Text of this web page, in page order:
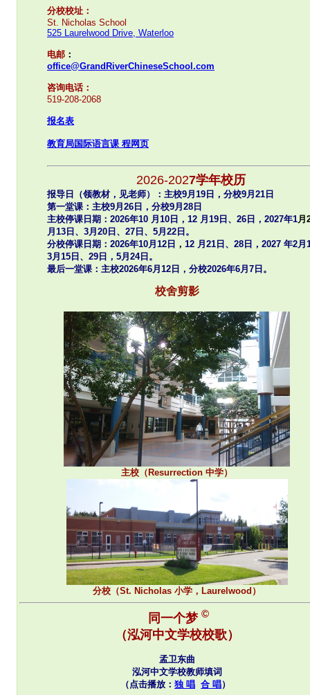
分校校址：
St. Nicholas School
525 Laurelwood Drive, Waterloo
电邮 ：
office@GrandRiverChineseSchool.com
咨询电话：
519-208-2068
报名表
教育局国际语言课 程网页
2026-2027学年校历
报导日（领教材，见老师）：主校9月19日，分校9月21日
第一堂课：主校9月26日，分校9月28日
主校停课日期：2026年10 月10日 ， 12 月19日、26日， 2027年1月
月13日、 3月20日、27日、 5月22日。
分校停课日期：2026年10月12日 ， 12 月21日、28日， 2027 年2月
3月15日、29日， 5月24日。
最后一堂课： 主校2026年6月12日 ， 分校2026年6月7日。
校舍剪影
主校（Resurrection 中学）
分校（St. Nicholas 小学，Laurelwood）
同一个梦 ©
（泓河中文学校校歌）
孟卫东曲
泓河中文学校教师填词
（点击播放： 独 唱 合 唱）